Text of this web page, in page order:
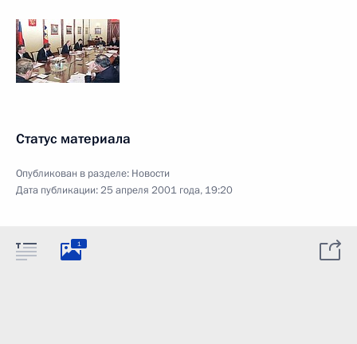
Статус материала
Опубликован в разделе: Новости
Дата публикации:25 апреля 2001 года, 19:20
1